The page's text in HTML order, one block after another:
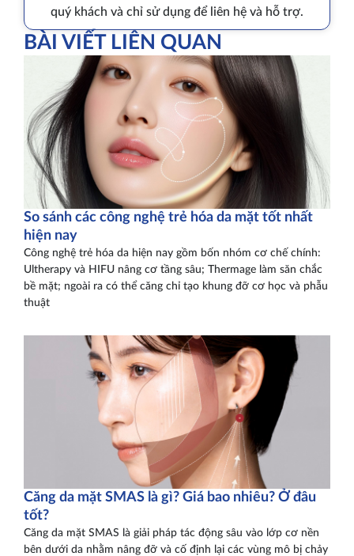
quý khách và chỉ sử dụng để liên hệ và hỗ trợ.
BÀI VIẾT LIÊN QUAN
So sánh các công nghệ trẻ hóa da mặt tốt nhất
hiện nay
Công nghệ trẻ hóa da hiện nay gồm bốn nhóm cơ chế chính:
Ultherapy và HIFU nâng cơ tầng sâu; Thermage làm săn chắc
bề mặt; ngoài ra có thể căng chỉ tạo khung đỡ cơ học và phẫu
thuật
Căng da mặt SMAS là gì? Giá bao nhiêu? Ở đâu
tốt?
Căng da mặt SMAS là giải pháp tác động sâu vào lớp cơ nền
bên dưới da nhằm nâng đỡ và cố định lại các vùng mô bị chảy